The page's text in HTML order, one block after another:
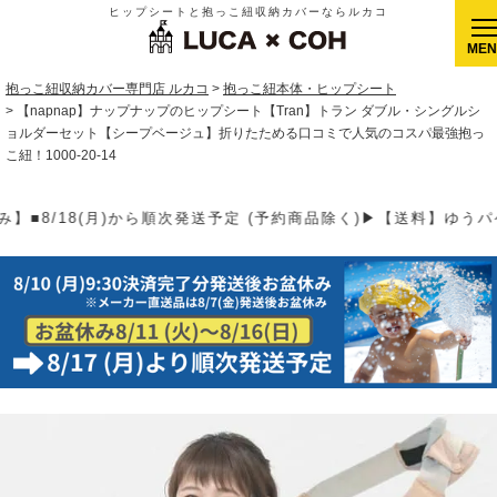
ヒップシートと抱っこ紐収納カバーならルカコ
抱っこ紐収納カバー専門店 ルカコ
抱っこ紐本体・ヒップシート
【napnap】ナップナップのヒップシート【Tran】トラン ダブル・シングルシ
ョルダーセット【シープベージュ】折りたためる口コミで人気のコスパ最強抱っ
こ紐！1000-20-14
約商品除く)▶【送料】ゆうパケット400円(全国一律)、ゆ